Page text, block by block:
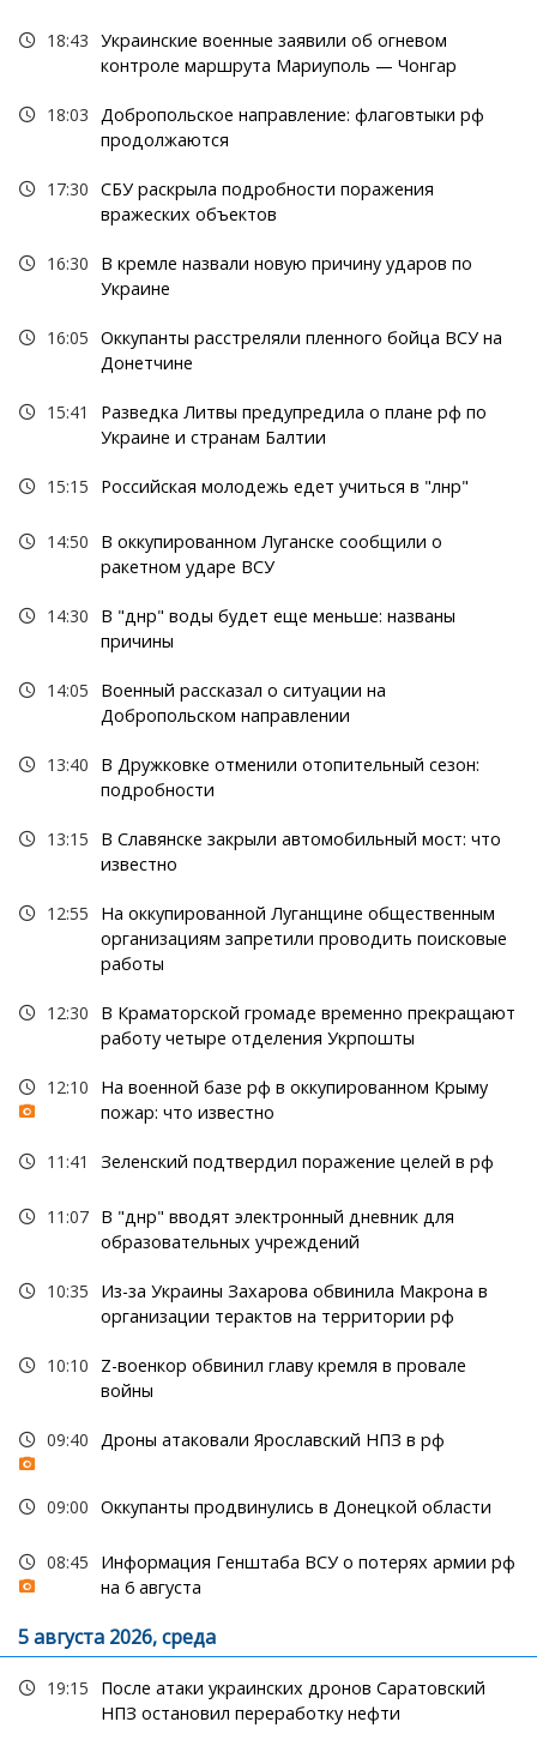
18:43 Украинские военные заявили об огневом
контроле маршрута Мариуполь — Чонгар
18:03 Добропольское направление: флаговтыки рф
продолжаются
17:30 СБУ раскрыла подробности поражения
вражеских объектов
16:30
В кремле назвали новую причину ударов по
Украине
16:05 Оккупанты расстреляли пленного бойца ВСУ на
Донетчине
15:41
Разведка Литвы предупредила о плане рф по
Украине и странам Балтии
15:15 Российская молодежь едет учиться в "лнр"
14:50
В оккупированном Луганске сообщили о
ракетном ударе ВСУ
14:30
В "днр" воды будет еще меньше: названы
причины
14:05
Военный рассказал о ситуации на
Добропольском направлении
13:40
В Дружковке отменили отопительный сезон:
подробности
13:15
В Славянске закрыли автомобильный мост: что
известно
12:55
На оккупированной Луганщине общественным
организациям запретили проводить поисковые
работы
12:30
В Краматорской громаде временно прекращают
работу четыре отделения Укрпошты
12:10
На военной базе рф в оккупированном Крыму
пожар: что известно
11:41 Зеленский подтвердил поражение целей в рф
11:07 В "днр" вводят электронный дневник для
образовательных учреждений
10:35
Из-за Украины Захарова обвинила Макрона в
организации терактов на территории рф
10:10
Z-военкор обвинил главу кремля в провале
войны
09:40 Дроны атаковали Ярославский НПЗ в рф
09:00 Оккупанты продвинулись в Донецкой области
08:45
Информация Генштаба ВСУ о потерях армии рф
на 6 августа
5 августа 2026, среда
19:15
После атаки украинских дронов Саратовский
НПЗ остановил переработку нефти